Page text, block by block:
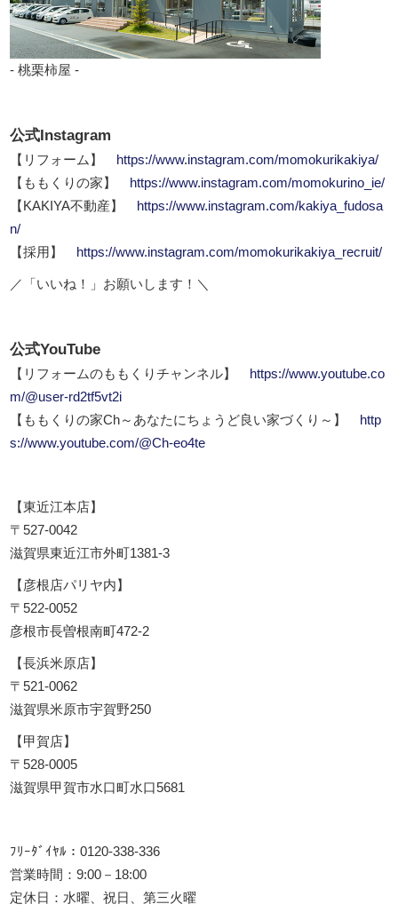
- 桃栗柿屋 -
公式Instagram
【リフォーム】
https://www.instagram.com/momokurikakiya/
【ももくりの家】
https://www.instagram.com/momokurino_ie/
【KAKIYA不動産】
https://www.instagram.com/kakiya_fudosa
n/
【採用】
https://www.instagram.com/momokurikakiya_recruit/
／「いいね！」お願いします！＼
公式YouTube
【リフォームのももくりチャンネル】
https://www.youtube.co
m/@user-rd2tf5vt2i
【ももくりの家Ch～あなたにちょうど良い家づくり～】
http
s://www.youtube.com/@Ch-eo4te
【東近江本店】
〒527-0042
滋賀県東近江市外町1381-3
【彦根店パリヤ内】
〒522-0052
彦根市長曽根南町472-2
【長浜米原店】
〒521-0062
滋賀県米原市宇賀野250
【甲賀店】
〒528-0005
滋賀県甲賀市水口町水口5681
ﾌﾘｰﾀﾞｲﾔﾙ：0120-338-336
営業時間：9:00－18:00
定休日：水曜、祝日、第三火曜